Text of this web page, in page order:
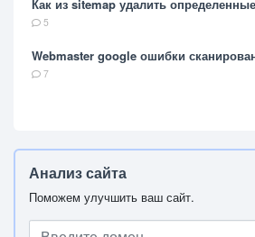
Как из sitemap удалить
5
Webmaster google ошибки
7
Анализ сайта
Поможем улучшить ваш сайт.